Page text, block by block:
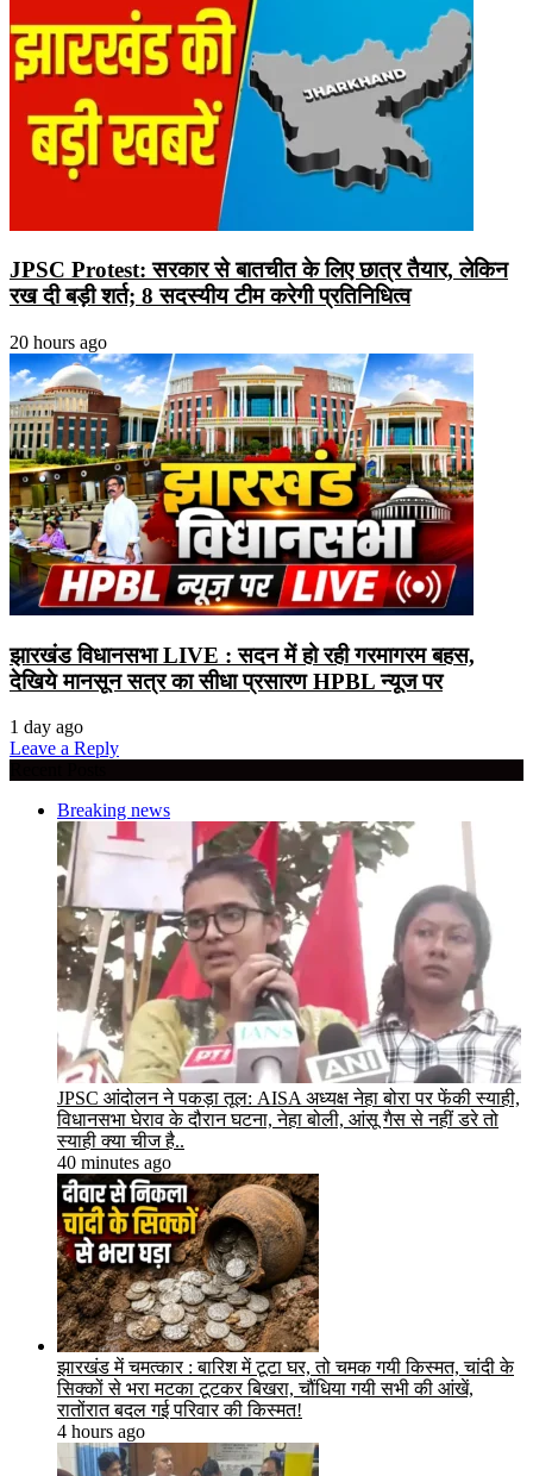
JPSC Protest: सरकार से बातचीत के लिए छात्र तैयार, लेकिन
रख दी बड़ी शर्त; 8 सदस्यीय टीम करेगी प्रतिनिधित्व
20 hours ago
झारखंड विधानसभा LIVE : सदन में हो रही गरमागरम बहस,
देखिये मानसून सत्र का सीधा प्रसारण HPBL न्यूज पर
1 day ago
Leave a Reply
Breaking news
JPSC आंदोलन ने पकड़ा तूल: AISA अध्यक्ष नेहा बोरा पर फेंकी स्याही,
विधानसभा घेराव के दौरान घटना, नेहा बोली, आंसू गैस से नहीं डरे तो
स्याही क्या चीज है..
40 minutes ago
झारखंड में चमत्कार : बारिश में टूटा घर, तो चमक गयी किस्मत, चांदी के
सिक्कों से भरा मटका टूटकर बिखरा, चौंधिया गयी सभी की आंखें,
रातोंरात बदल गई परिवार की किस्मत!
4 hours ago